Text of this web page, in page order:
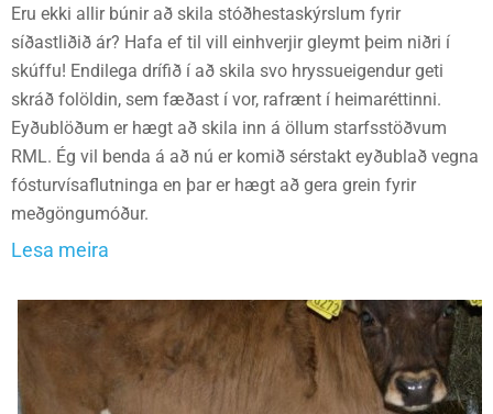
Eru ekki allir búnir að skila stóðhestaskýrslum fyrir
síðastliðið ár? Hafa ef til vill einhverjir gleymt þeim niðri í
skúffu! Endilega drífið í að skila svo hryssueigendur geti
skráð folöldin, sem fæðast í vor, rafrænt í heimaréttinni.
Eyðublöðum er hægt að skila inn á öllum starfsstöðvum
RML. Ég vil benda á að nú er komið sérstakt eyðublað vegna
fósturvísaflutninga en þar er hægt að gera grein fyrir
meðgöngumóður.
Lesa meira